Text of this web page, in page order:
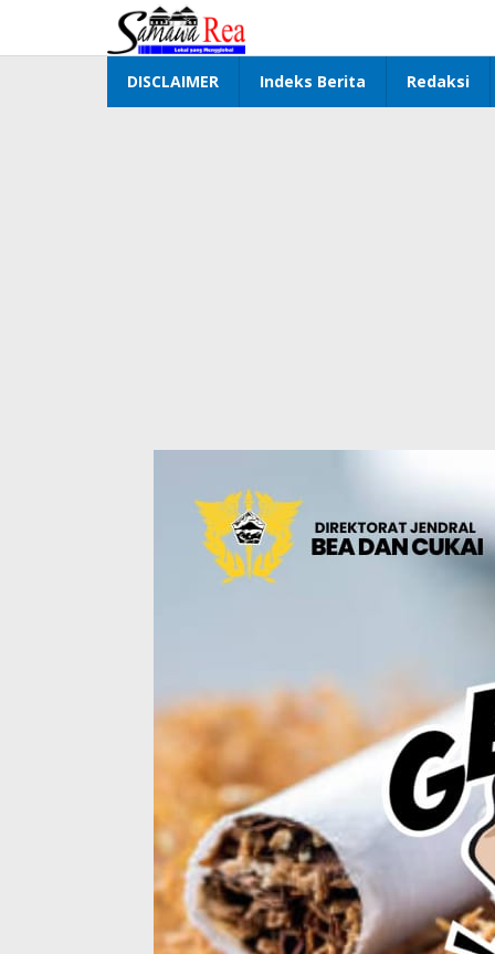
konten
DISCLAIMER Indeks Berita Redaksi